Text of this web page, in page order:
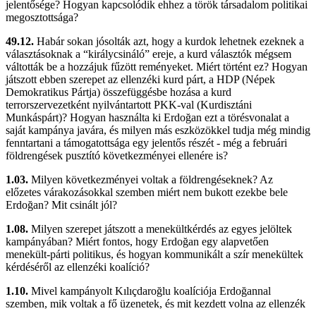
jelentősége? Hogyan kapcsolódik ehhez a török társadalom politikai
megosztottsága?
49.12. Habár sokan jósolták azt, hogy a kurdok lehetnek ezeknek a
választásoknak a “királycsináló” ereje, a kurd választók mégsem
váltották be a hozzájuk fűzött reményeket. Miért történt ez? Hogyan
játszott ebben szerepet az ellenzéki kurd párt, a HDP (Népek
Demokratikus Pártja) összefüggésbe hozása a kurd
terrorszervezetként nyilvántartott PKK-val (Kurdisztáni
Munkáspárt)? Hogyan használta ki Erdoğan ezt a törésvonalat a
saját kampánya javára, és milyen más eszközökkel tudja még mindig
fenntartani a támogatottsága egy jelentős részét - még a februári
földrengések pusztító következményei ellenére is?
1.03. Milyen következményei voltak a földrengéseknek? Az
előzetes várakozásokkal szemben miért nem bukott ezekbe bele
Erdoğan? Mit csinált jól?
1.08. Milyen szerepet játszott a menekültkérdés az egyes jelöltek
kampányában? Miért fontos, hogy Erdoğan egy alapvetően
menekült-párti politikus, és hogyan kommunikált a szír menekültek
kérdéséről az ellenzéki koalíció?
1.10. Mivel kampányolt Kılıçdaroğlu koalíciója Erdoğannal
szemben, mik voltak a fő üzenetek, és mit kezdett volna az ellenzék